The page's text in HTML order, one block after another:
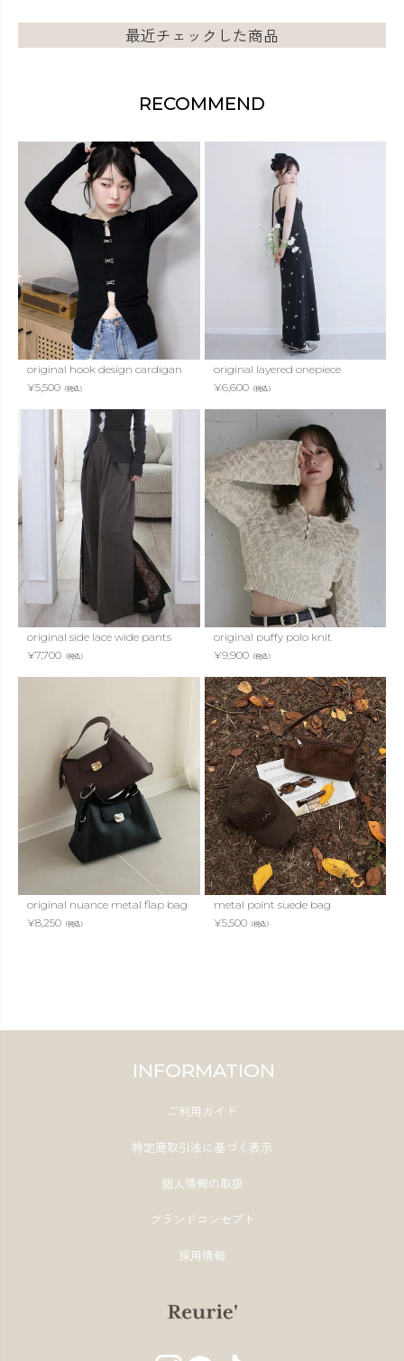
最近チェックした商品
RECOMMEND
original hook design cardigan
¥5,500 （税込）
original layered onepiece
¥6,600（税込）
original side lace wide pants
¥7,700 （税込）
original puffy polo knit
¥9,900（税込）
original nuance metal flap bag
¥8,250 （税込）
metal point suede bag
¥5,500（税込）
INFORMATION
ご利用ガイド
特定商取引法に基づく表示
個人情報の取扱
ブランドコンセプト
採用情報